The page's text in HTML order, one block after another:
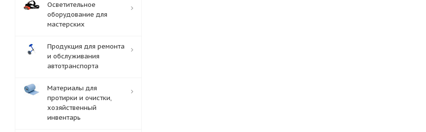
Осветительное
оборудование для
мастерских
Продукция для ремонта
и обслуживания
автотранспорта
Материалы для
протирки и очистки,
хозяйственный
инвентарь